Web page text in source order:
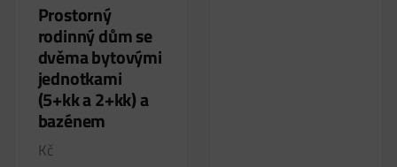
Prostorný
rodinný dům se
dvěma bytovými
jednotkami
(5+kk a 2+kk) a
bazénem
Kč